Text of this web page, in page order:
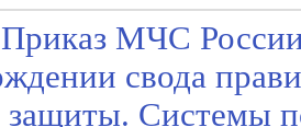
Приказ МЧС
свода
защиты. Системы